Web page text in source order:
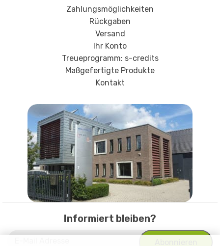
Zahlungsmöglichkeiten
Rückgaben
Versand
Ihr Konto
Treueprogramm: s-credits
Maßgefertigte Produkte
Kontakt
Informiert bleiben?